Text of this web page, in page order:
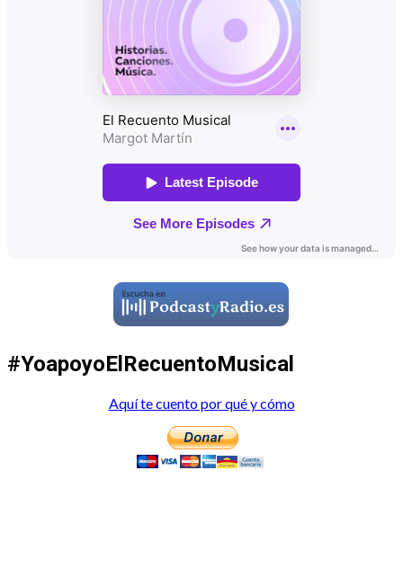
#YoapoyoElRecuentoMusical
Aquí te cuento por qué y cómo